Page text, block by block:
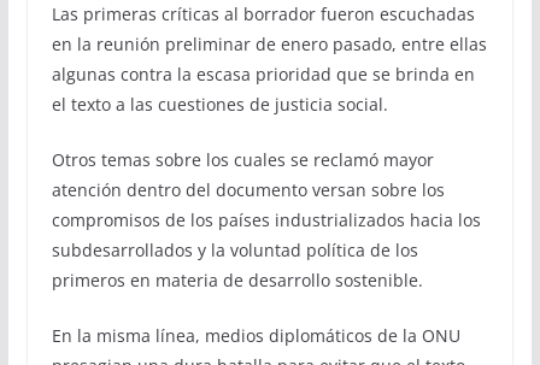
Las primeras críticas al borrador fueron escuchadas
en la reunión preliminar de enero pasado, entre ellas
algunas contra la escasa prioridad que se brinda en
el texto a las cuestiones de justicia social.
Otros temas sobre los cuales se reclamó mayor
atención dentro del documento versan sobre los
compromisos de los países industrializados hacia los
subdesarrollados y la voluntad política de los
primeros en materia de desarrollo sostenible.
En la misma línea, medios diplomáticos de la ONU